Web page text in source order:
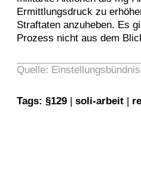
Ermittlungsdruck zu
Straftaten anzuheben. Es
Prozess nicht aus dem
Quelle:
Tags: §129 | soli-arbeit |